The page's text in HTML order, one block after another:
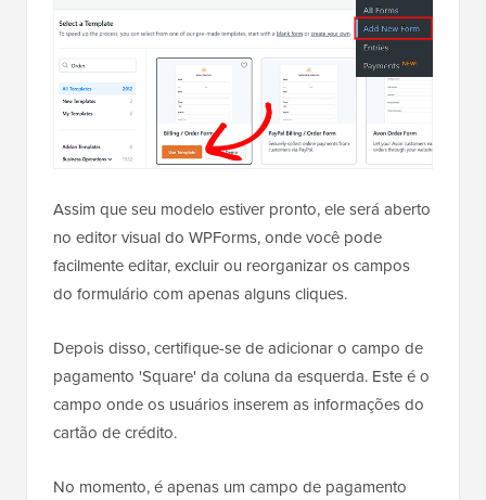
Assim que seu modelo estiver pronto, ele será aberto
no editor visual do WPForms, onde você pode
facilmente editar, excluir ou reorganizar os campos
do formulário com apenas alguns cliques.
Depois disso, certifique-se de adicionar o campo de
pagamento 'Square' da coluna da esquerda. Este é o
campo onde os usuários inserem as informações do
cartão de crédito.
No momento, é apenas um campo de pagamento